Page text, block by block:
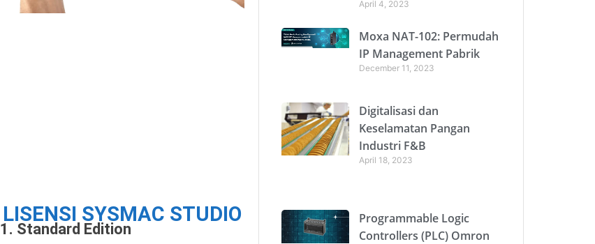
LISENSI SYSMAC STUDIO
1. Standard Edition
April 4, 2023
Moxa NAT-102: Permudah
IP Management Pabrik
December 11, 2023
Digitalisasi dan
Keselamatan Pangan
Industri F&B
April 18, 2023
Programmable Logic
Controllers (PLC) Omron